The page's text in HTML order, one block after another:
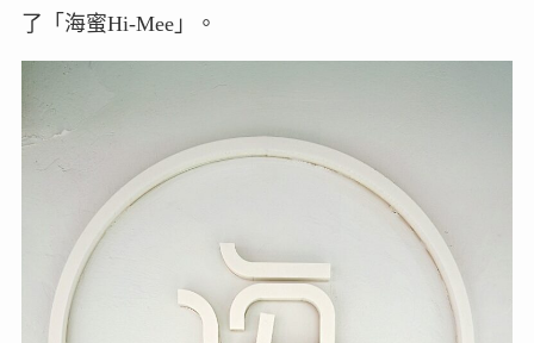
了「海蜜Hi-Mee」。